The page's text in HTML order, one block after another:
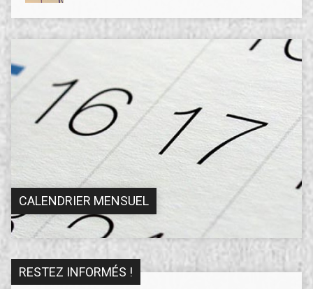
CALENDRIER MENSUEL
RESTEZ INFORMÉS !